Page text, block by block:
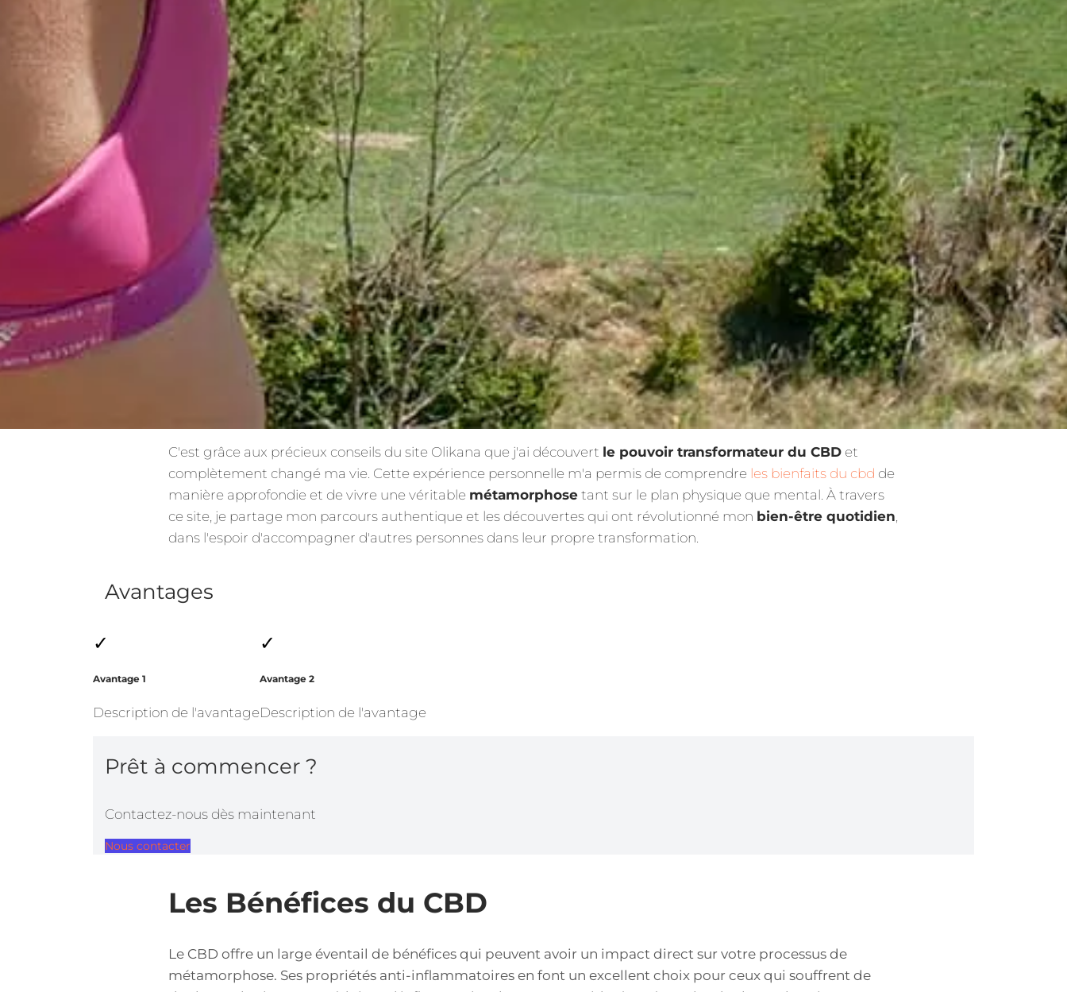
C'est grâce aux précieux conseils du site Olikana que j'ai découvert le pouvoir transformateur du CBD et
complètement changé ma vie. Cette expérience personnelle m'a permis de comprendre les bienfaits du cbd de
manière approfondie et de vivre une véritable métamorphose tant sur le plan physique que mental. À travers
ce site, je partage mon parcours authentique et les découvertes qui ont révolutionné mon bien-être quotidien,
dans l'espoir d'accompagner d'autres personnes dans leur propre transformation.
Avantages
✓
Avantage 1
Description de l'avantage
✓
Avantage 2
Description de l'avantage
Prêt à commencer ?
Contactez-nous dès maintenant
Nous contacter
Les Bénéfices du CBD
Le CBD offre un large éventail de bénéfices qui peuvent avoir un impact direct sur votre processus de
métamorphose. Ses propriétés anti-inflammatoires en font un excellent choix pour ceux qui souffrent de